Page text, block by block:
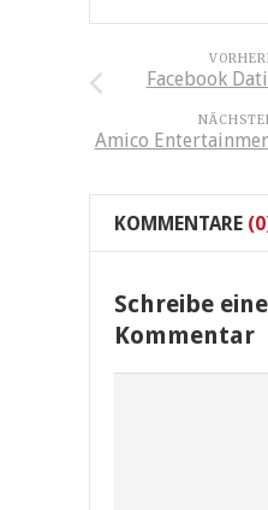
Facebook
Amico
KOMMENTARE
Schreibe
Kommentar